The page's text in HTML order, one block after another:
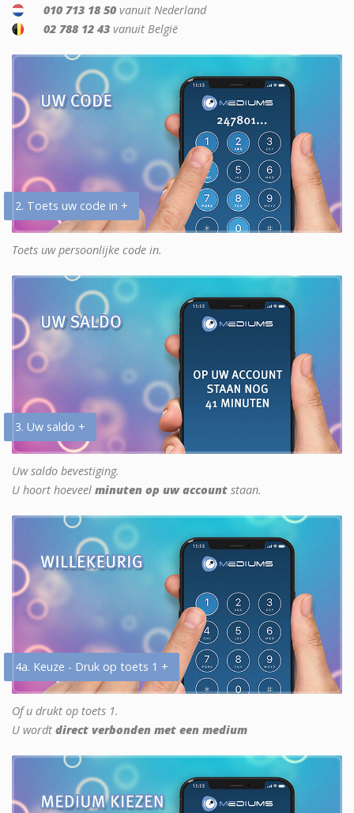
010 713 18 50 vanuit Nederland
02 788 12 43 vanuit België
2. Toets uw code in +
Toets uw persoonlijke code in.
3. Uw saldo +
Uw saldo bevestiging.
U hoort hoeveel minuten op uw account staan.
4a. Keuze - Druk op toets 1 +
Of u drukt op toets 1.
U wordt direct verbonden met een medium